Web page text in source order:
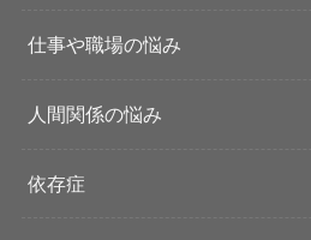
仕事や職場の悩み
人間関係の悩み
依存症